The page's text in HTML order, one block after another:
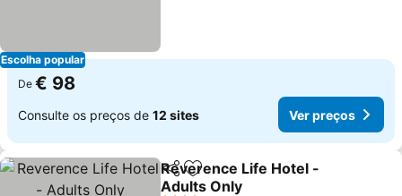
Escolha popular
De € 98
Consulte os preços de 12 sites Ver preços
PartilharAdicionar aos favoritos
Reverence Life Hotel -
Adults Only